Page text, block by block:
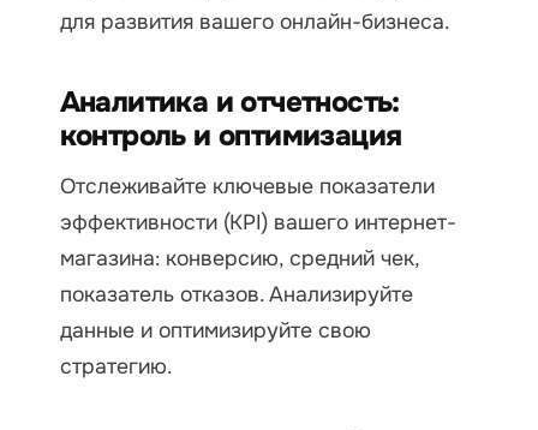
для развития вашего онлайн-бизнеса.
Аналитика и отчетность:
контроль и оптимизация
Отслеживайте ключевые показатели
эффективности (KPI) вашего интернет-
магазина: конверсию, средний чек,
показатель отказов. Анализируйте
данные и оптимизируйте свою
стратегию.